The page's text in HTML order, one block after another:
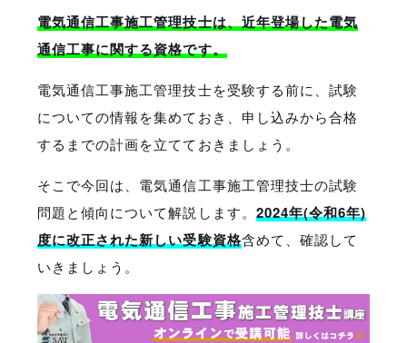
電気通信工事施工管理技士は、近年登場した電気
通信工事に関する資格です。
電気通信工事施工管理技士を受験する前に、試験
についての情報を集めておき、申し込みから合格
するまでの計画を立てておきましょう。
そこで今回は、電気通信工事施工管理技士の試験
問題と傾向について解説します。 2024年(令和6年)
度に改正された新しい受験資格含めて、確認して
いきましょう。